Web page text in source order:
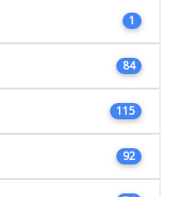
1
84
115
92